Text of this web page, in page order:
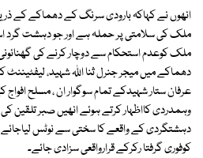
انھوں نے کہاکہ بارودی سرنگ کے دھماکے کے
ملک کی سلامتی پر حملہ ہے اور جو دہشت گرد
ملک کوعدم استحکام سے دوچار کرنے کی
دھماکے میں میجر جنرل ثنا اللہ شہید،
عرفان ستار شہیدکے تمام سوگوار ان ، مسلح
وہمدردی کااظہار کرتے ہوئے انھیں صبر تلقین
دہشتگردی کے واقعے کا سختی سے نوٹس لیاجائے
کوفوری گرفتا رکرکے قرارواقعی سزادی جائے۔